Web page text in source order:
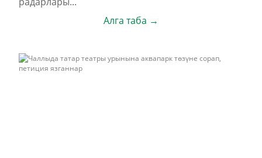
Алга таба →